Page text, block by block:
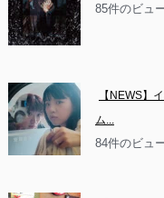
85件のビュ
【NEWS】
ム...
84件のビュ